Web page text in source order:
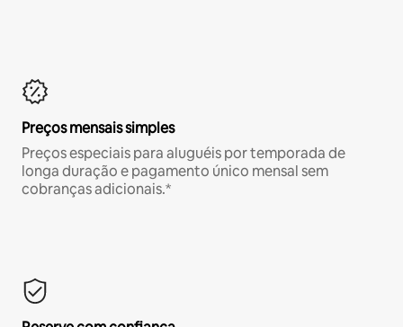
Preços mensais simples
Preços especiais para aluguéis por temporada de
longa duração e pagamento único mensal sem
cobranças adicionais.*